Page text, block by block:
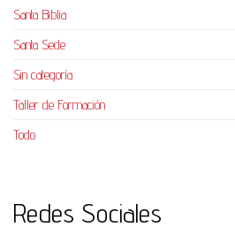
Santa Biblia
Santa Sede
Sin categoría
Taller de Formación
Todo
Redes Sociales